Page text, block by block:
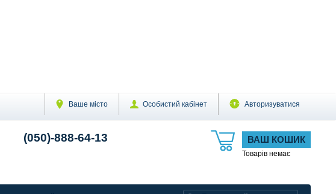
Ваше місто Особистий кабінет Авторизуватися
ВАШ КОШИК
Товарів немає
(050)-888-64-13